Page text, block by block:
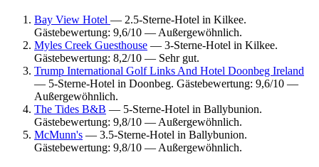
Bay View Hotel — 2.5-Sterne-Hotel in Kilkee.
Gästebewertung: 9,6/10 — Außergewöhnlich.
Myles Creek Guesthouse — 3-Sterne-Hotel in Kilkee.
Gästebewertung: 8,2/10 — Sehr gut.
Trump International Golf Links And Hotel Doonbeg Ireland
— 5-Sterne-Hotel in Doonbeg. Gästebewertung: 9,6/10 —
Außergewöhnlich.
The Tides B&B — 5-Sterne-Hotel in Ballybunion.
Gästebewertung: 9,8/10 — Außergewöhnlich.
McMunn's — 3.5-Sterne-Hotel in Ballybunion.
Gästebewertung: 9,8/10 — Außergewöhnlich.